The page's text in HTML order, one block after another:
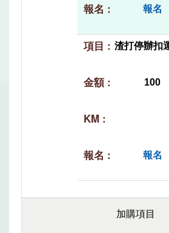
報名
渣打停辦扣
100
報名
加購項目